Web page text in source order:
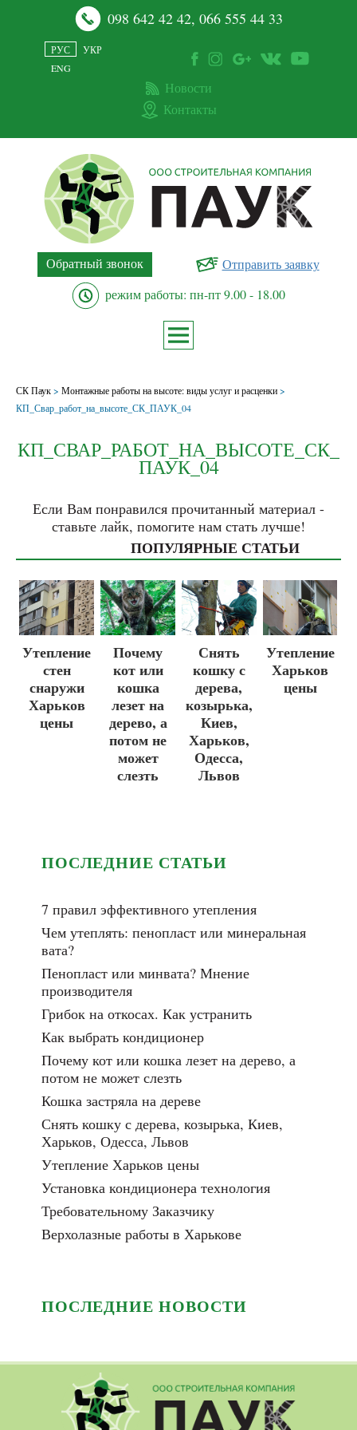
098 642 42 42, 066 555 44 33
РУС
УКР
ENG
Новости
Контакты
Обратный звонок
Отправить заявку
режим работы: пн-пт 9.00 - 18.00
СК Паук>Монтажные работы на высоте: виды услуг и расценки>
КП_Свар_работ_на_высоте_СК_ПАУК_04
КП_СВАР_РАБОТ_НА_ВЫСОТЕ_СК_
ПАУК_04
Если Вам понравился прочитанный материал -
ставьте лайк, помогите нам стать лучше!
ПОПУЛЯРНЫЕ СТАТЬИ
Утепление
стен
снаружи
Харьков
цены
Почему
кот или
кошка
лезет на
дерево, а
потом не
может
слезть
Снять
кошку с
дерева,
козырька,
Киев,
Харьков,
Одесса,
Львов
Утепление
Харьков
цены
ПОСЛЕДНИЕ СТАТЬИ
7 правил эффективного утепления
Чем утеплять: пенопласт или минеральная
вата?
Пенопласт или минвата? Мнение
производителя
Грибок на откосах. Как устранить
Как выбрать кондиционер
Почему кот или кошка лезет на дерево, а
потом не может слезть
Кошка застряла на дереве
Снять кошку с дерева, козырька, Киев,
Харьков, Одесса, Львов
Утепление Харьков цены
Установка кондиционера технология
Требовательному Заказчику
Верхолазные работы в Харькове
ПОСЛЕДНИЕ НОВОСТИ